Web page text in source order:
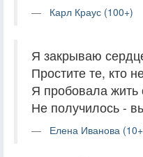
Карл Краус (100+)
Я закрываю
Простите те, кто
Я пробовала
Не получилось -
Елена Иванова